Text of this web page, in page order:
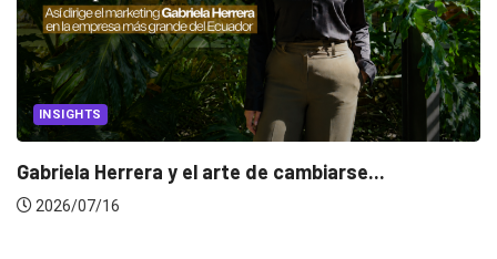
INSIGHTS
Gabriela Herrera y el arte de cambiarse...
2026/07/16